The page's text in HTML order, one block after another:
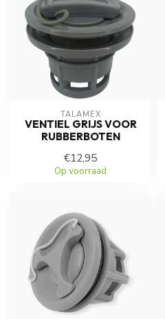
TALAMEX
VENTIEL GRIJS VOOR
RUBBERBOTEN
€12,95
Op voorraad